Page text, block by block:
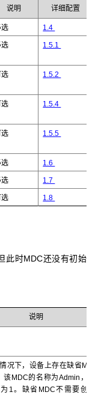
说明 详细配置
选 1.4
选 1.5.1
选 1.5.2
选 1.5.4
选 1.5.5
选 1.6
选 1.7
选 1.8
此时MDC还没有初始
说明
况下，设备上存在缺省M
该MDC的名称为Admin，
1。缺省MDC不需要创